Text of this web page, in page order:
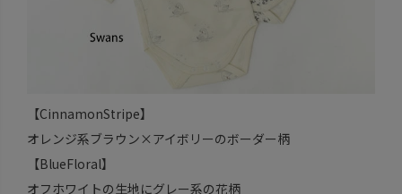
【CinnamonStripe】
オレンジ系ブラウン×アイボリーのボーダー柄
【BlueFloral】
オフホワイトの生地にグレー系の花柄